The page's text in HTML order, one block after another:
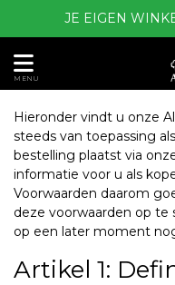
JE EIGEN
MENU
Hieronder vindt u onze
steeds van toepassing
bestelling plaatst via
informatie voor u als
Voorwaarden daarom
deze voorwaarden op te
op een later moment
Artikel 1: